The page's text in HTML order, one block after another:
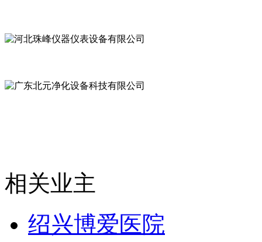
相关业主
绍兴博爱医院